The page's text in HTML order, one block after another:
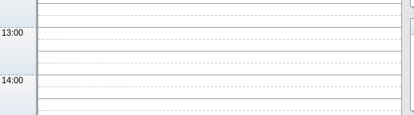
13:00
14:00